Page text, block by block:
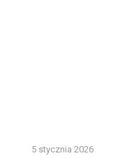
5 stycznia 2026